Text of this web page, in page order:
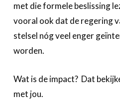
met die formele beslissing
vooral ook dat de regering
stelsel nóg veel enger
worden.
Wat is de impact? Dat
met jou.